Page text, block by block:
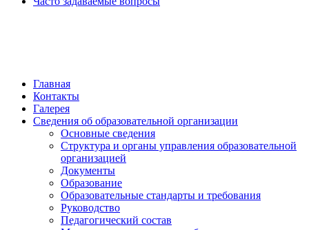
Главная
Контакты
Галерея
Сведения об образовательной организации
Основные сведения
Структура и органы управления образовательной
организацией
Документы
Образование
Образовательные стандарты и требования
Руководство
Педагогический состав